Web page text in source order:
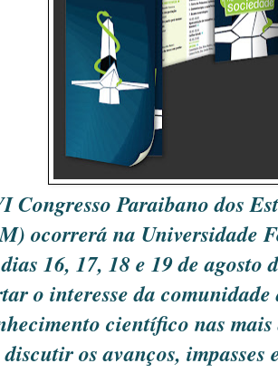
Congresso Paraibano dos
ocorrerá na Universidade
16, 17, 18 e 19 de agosto
o interesse da
científico nas
discutir os avanços, impasses